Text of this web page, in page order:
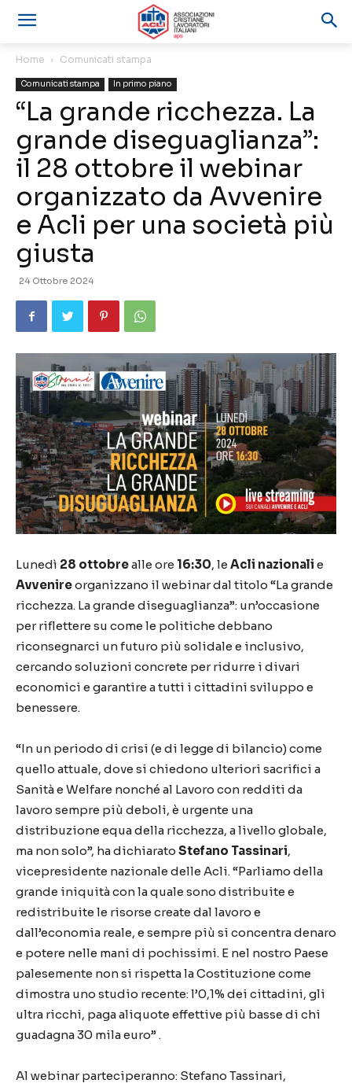
Home Comunicati stampa
Comunicati stampa In primo piano
“La grande ricchezza. La
grande diseguaglianza”:
il 28 ottobre il webinar
organizzato da Avvenire
e Acli per una società più
giusta
24 Ottobre 2024
Lunedì 28 ottobrealle ore 16:30, le Acli nazionali e
Avvenireorganizzano il webinar dal titolo “La grande
ricchezza. La grande diseguaglianza”: un’occasione
per riflettere su come le politiche debbano
riconsegnarci un futuro più solidale e inclusivo,
cercando soluzioni concrete per ridurre i divari
economici e garantire a tutti i cittadini sviluppo e
benessere.
“In un periodo di crisi (e di legge di bilancio) come
quello attuale, dove si chiedono ulteriori sacrifici a
Sanità e Welfare nonché al Lavoro con redditi da
lavoro sempre più deboli, è urgente una
distribuzione equa della ricchezza, a livello globale,
ma non solo”, ha dichiarato Stefano Tassinari,
vicepresidente nazionale delle Acli. “Parliamo della
grande iniquità con la quale sono distribuite e
redistribuite le risorse create dal lavoro e
dall’economia reale, e sempre più si concentra denaro
e potere nelle mani di pochissimi. E nel nostro Paese
palesemente non si rispetta la Costituzione come
dimostra uno studio recente: l’0,1% dei cittadini, gli
ultra ricchi, paga aliquote effettive più basse di chi
guadagna 30 mila euro” .
Al webinar parteciperanno: Stefano Tassinari,